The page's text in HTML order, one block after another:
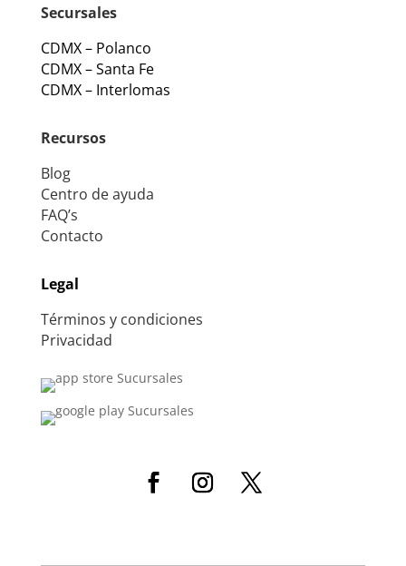
Secursales
CDMX – Polanco
CDMX – Santa Fe
CDMX – Interlomas
Recursos
Blog
Centro de ayuda
FAQ’s
Contacto
Legal
Términos y condiciones
Privacidad